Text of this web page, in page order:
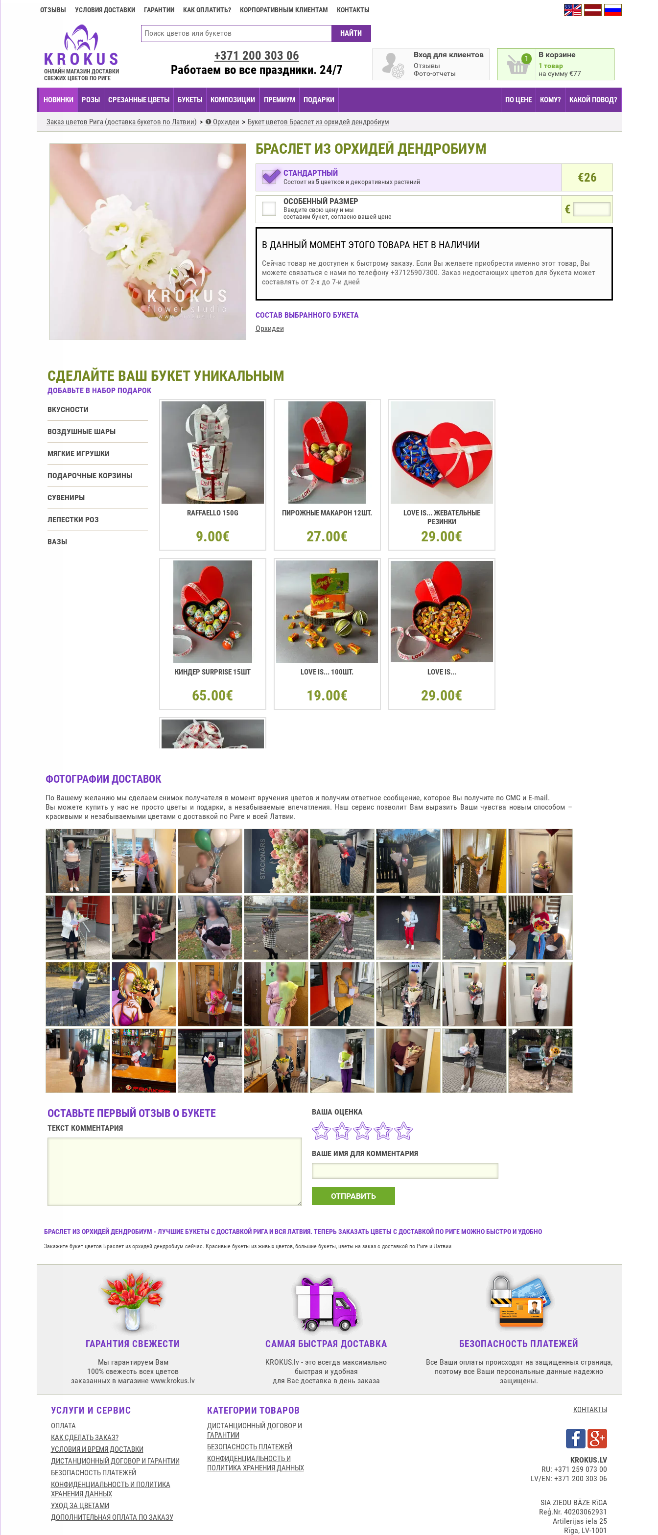
Контакты
ГАРАНТИИ
оплатить?
оформить
ОТЗЫВЫ УСЛОВИЯ ДОСТАВКИ ГАРАНТИИ КАК ОПЛАТИТЬ? КОРПОРАТИВНЫМ КЛИЕНТАМ КОНТАКТЫ
БРАСЛЕТ ИЗ ОРХИДЕЙ ДЕНДРОБИУМ - ЛУЧШИЕ БУКЕТЫ С ДОСТАВКОЙ РИГА И ВСЯ ЛАТВИЯ. ТЕПЕРЬ ЗАКАЗАТЬ ЦВЕТЫ С ДОСТАВКОЙ ПО РИГЕ МОЖНО БЫСТРО И УДОБНО
Закажите букет цветов Браслет из орхидей дендробиум сейчас. Красивые букеты из живых цветов, большие букеты, цветы на заказ с доставкой по Риге и Латвии
ОНЛАЙН МАГАЗИН ДОСТАВКИ
СВЕЖИХ ЦВЕТОВ ПО РИГЕ
1 В корзине
1 товар
на сумму €77
Вход для клиентов
Отзывы
Фото-отчеты
+371 200 303 06
Работаем во все праздники. 24/7
НОВИНКИ РОЗЫ СРЕЗАННЫЕ ЦВЕТЫ БУКЕТЫ КОМПОЗИЦИИ ПРЕМИУМ ПОДАРКИ ПО ЦЕНЕ КОМУ? КАКОЙ ПОВОД?
Заказ цветов Рига (доставка букетов по Латвии) ❶ Орхидеи Букет цветов Браслет из орхидей дендробиум
БРАСЛЕТ ИЗ ОРХИДЕЙ ДЕНДРОБИУМ
€26
СТАНДАРТНЫЙ
Состоит из5цветков и декоративных растений
€
ОСОБЕННЫЙ РАЗМЕР
Введите свою цену и мы
составим букет, согласно вашей цене
В ДАННЫЙ МОМЕНТ ЭТОГО ТОВАРА НЕТ В НАЛИЧИИ
Сейчас товар не доступен к быстрому заказу. Если Вы желаете приобрести именно этот товар, Вы
можете связаться с нами по телефону +37125907300. Заказ недостающих цветов для букета может
составлять от 2-х до 7-и дней
СОСТАВ ВЫБРАННОГО БУКЕТА
Орхидеи
СДЕЛАЙТЕ ВАШ БУКЕТ УНИКАЛЬНЫМ
ДОБАВЬТЕ В НАБОР ПОДАРОК
ВКУСНОСТИ
ВОЗДУШНЫЕ ШАРЫ
МЯГКИЕ ИГРУШКИ
ПОДАРОЧНЫЕ КОРЗИНЫ
СУВЕНИРЫ
ЛЕПЕСТКИ РОЗ
ВАЗЫ
RAFFAELLO 150G
9.00€
ПИРОЖНЫЕ МАКАРОН 12ШТ.
27.00€
LOVE IS... ЖЕВАТЕЛЬНЫЕ
РЕЗИНКИ
29.00€
КИНДЕР SURPRISE 15ШТ
65.00€
LOVE IS... 100ШТ.
19.00€
LOVE IS...
29.00€
КОРОБКА В ФОРМЕ СЕРДЦА
RAFFAELLO 900ГР
65.00€
ФОТОГРАФИИ ДОСТАВОК
По Вашему желанию мы сделаем снимок получателя в момент вручения цветов и получим ответное сообщение, которое Вы получите по СМС и E-mail.
Вы можете купить у нас не просто цветы и подарки, а незабываемые впечатления. Наш сервис позволит Вам выразить Ваши чувства новым способом –
красивыми и незабываемыми цветами с доставкой по Риге и всей Латвии.
ОСТАВЬТЕ ПЕРВЫЙ ОТЗЫВ О БУКЕТЕ
ТЕКСТ КОММЕНТАРИЯ
ВАША ОЦЕНКА
ВАШЕ ИМЯ ДЛЯ КОММЕНТАРИЯ
ОТПРАВИТЬ
ГАРАНТИЯ СВЕЖЕСТИ
Мы гарантируем Вам
100% свежесть всех цветов
заказанных в магазине www.krokus.lv
САМАЯ БЫСТРАЯ ДОСТАВКА
KROKUS.lv - это всегда максимально
быстрая и удобная
для Вас доставка в день заказа
БЕЗОПАСНОСТЬ ПЛАТЕЖЕЙ
Все Ваши оплаты происходят на защищенных страница,
поэтому все Ваши персональные данные надежно
защищены.
УСЛУГИ И СЕРВИС
ОПЛАТА
КАК СДЕЛАТЬ ЗАКАЗ?
УСЛОВИЯ И ВРЕМЯ ДОСТАВКИ
ДИСТАНЦИОННЫЙ ДОГОВОР И ГАРАНТИИ
БЕЗОПАСНОСТЬ ПЛАТЕЖЕЙ
КОНФИДЕНЦИАЛЬНОСТЬ И ПОЛИТИКА
ХРАНЕНИЯ ДАННЫХ
УХОД ЗА ЦВЕТАМИ
ДОПОЛНИТЕЛЬНАЯ ОПЛАТА ПО ЗАКАЗУ
КАТЕГОРИИ ТОВАРОВ
ДИСТАНЦИОННЫЙ ДОГОВОР И
ГАРАНТИИ
БЕЗОПАСНОСТЬ ПЛАТЕЖЕЙ
КОНФИДЕНЦИАЛЬНОСТЬ И
ПОЛИТИКА ХРАНЕНИЯ ДАННЫХ
КОНТАКТЫ
KROKUS.LV
RU: +371 259 073 00
LV/EN: +371 200 303 06
SIA ZIEDU BĀZE RīGA
Reģ.Nr. 40203062931
Artilerijas iela 25
Rīga, LV-1001